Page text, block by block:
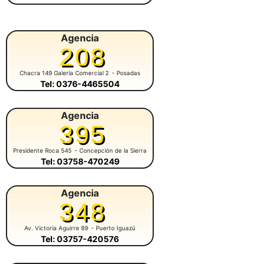
Agencia
208
Chacra 149 Galería Comercial 2 - Posadas
Tel: 0376-4465504
Agencia
395
Presidente Roca 545 - Concepción de la Sierra
Tel: 03758-470249
Agencia
348
Av. Victoria Aguirre 89 - Puerto Iguazú
Tel: 03757-420576